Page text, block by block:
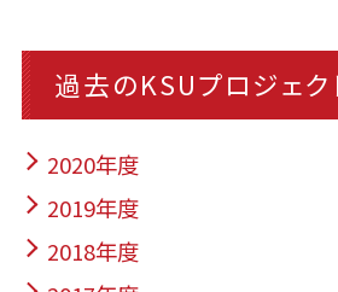
過去のKSUプロジェ
2020年度
2019年度
2018年度